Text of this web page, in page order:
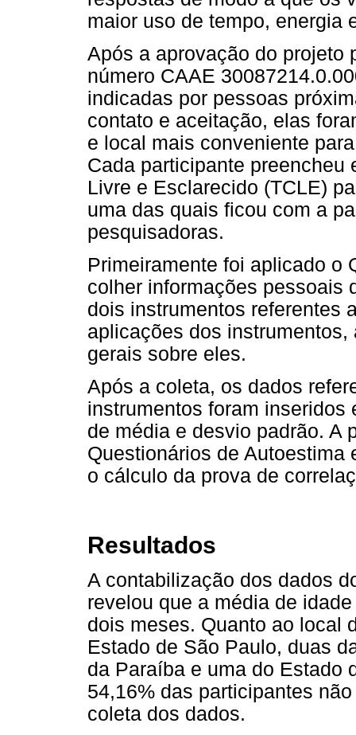
maior uso de tempo, energia
Após a aprovação do projeto
número CAAE
indicadas por pessoas
contato e aceitação, elas
e local mais conveniente
Cada participante preencheu
Livre e Esclarecido (TCLE)
uma das quais ficou com a
pesquisadoras.
Primeiramente foi aplicado o
colher informações pessoais
dois instrumentos referentes
aplicações dos
gerais sobre eles.
Após a coleta, os dados
instrumentos foram
de média e desvio padrão. A
Questionários de
o cálculo da prova de
Resultados
A contabilização dos dados
revelou que a média de
dois meses. Quanto ao local
Estado de São Paulo, duas
da Paraíba e uma do Estado
54,16% das participantes
coleta dos dados.